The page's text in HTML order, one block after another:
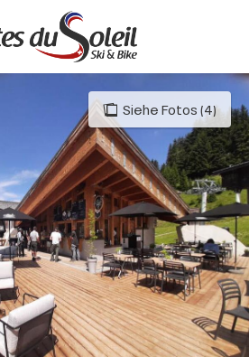
Siehe Fotos (4)